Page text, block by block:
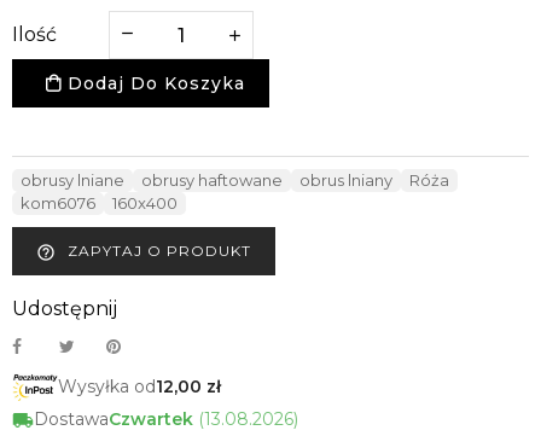
Ilość
Dodaj Do Koszyka
obrusy lniane obrusy haftowane obrus lniany
Róża
kom6076
160x400
help_outline ZAPYTAJ O PRODUKT
Udostępnij
Wysyłka od12,00 zł
DostawaCzwartek (13.08.2026)